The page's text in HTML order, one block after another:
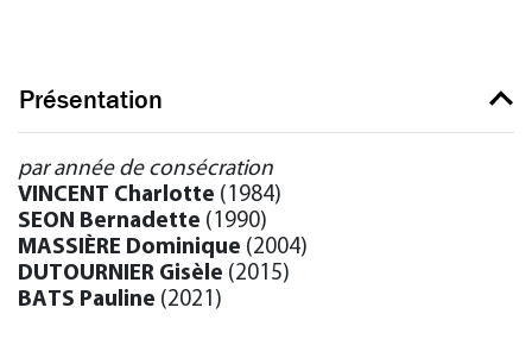
Présentation
par année de consécration
VINCENT Charlotte (1984)
SEON Bernadette (1990)
MASSIÈRE Dominique (2004)
DUTOURNIER Gisèle (2015)
BATS Pauline (2021)